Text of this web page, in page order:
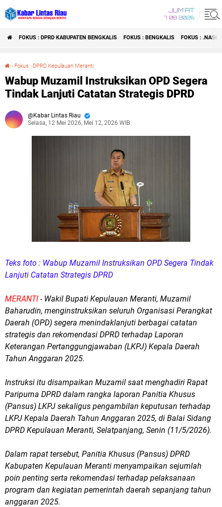
JUM'AT
7 08 2026
FOKUS : DPRD KABUPATEN BENGKALIS FOKUS : BENGKALIS FOKUS :
› Fokus : DPRD Kepulauan Meranti
Wabup Muzamil Instruksikan OPD Segera
Tindak Lanjuti Catatan Strategis DPRD
Kabar Lintas Riau
Selasa, 12 Mei 2026, Mei 12, 2026 WIB
Teks foto : Wabup Muzamil Instruksikan OPD Segera Tindak
Lanjuti Catatan Strategis DPRD
MERANTI - Wakil Bupati Kepulauan Meranti, Muzamil
Baharudin, menginstruksikan seluruh Organisasi Perangkat
Daerah (OPD) segera menindaklanjuti berbagai catatan
strategis dan rekomendasi DPRD terhadap Laporan
Keterangan Pertanggungjawaban (LKPJ) Kepala Daerah
Tahun Anggaran 2025.
Instruksi itu disampaikan Muzamil saat menghadiri Rapat
Paripurna DPRD dalam rangka laporan Panitia Khusus
(Pansus) LKPJ sekaligus pengambilan keputusan terhadap
LKPJ Kepala Daerah Tahun Anggaran 2025, di Balai Sidang
DPRD Kepulauan Meranti, Selatpanjang, Senin (11/5/2026).
Dalam rapat tersebut, Panitia Khusus (Pansus) DPRD
Kabupaten Kepulauan Meranti menyampaikan sejumlah
poin penting serta rekomendasi terhadap pelaksanaan
program dan kegiatan pemerintah daerah sepanjang tahun
anggaran 2025.